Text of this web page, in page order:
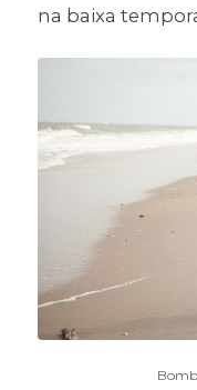
na baixa